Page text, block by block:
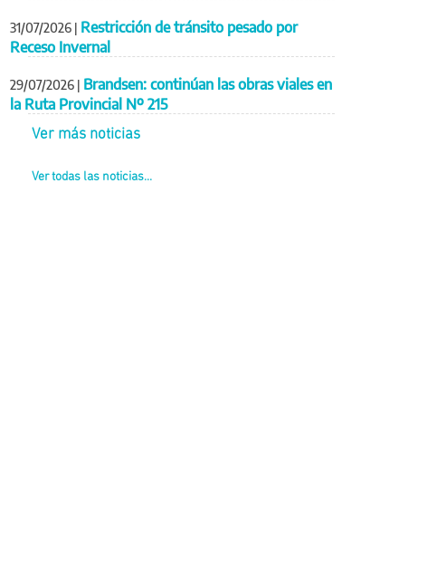
31/07/2026 | Restricción de tránsito pesado por
Receso Invernal
29/07/2026 | Brandsen: continúan las obras viales en
la Ruta Provincial Nº 215
Ver más noticias
Ver todas las noticias...